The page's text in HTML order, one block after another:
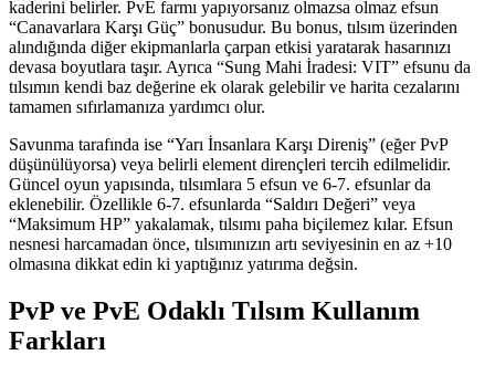
kaderini belirler. PvE farmı yapıyorsanız olmazsa olmaz efsun
“Canavarlara Karşı Güç” bonusudur. Bu bonus, tılsım üzerinden
alındığında diğer ekipmanlarla çarpan etkisi yaratarak hasarınızı
devasa boyutlara taşır. Ayrıca “Sung Mahi İradesi: VIT” efsunu da
tılsımın kendi baz değerine ek olarak gelebilir ve harita cezalarını
tamamen sıfırlamanıza yardımcı olur.
Savunma tarafında ise “Yarı İnsanlara Karşı Direniş” (eğer PvP
düşünülüyorsa) veya belirli element dirençleri tercih edilmelidir.
Güncel oyun yapısında, tılsımlara 5 efsun ve 6-7. efsunlar da
eklenebilir. Özellikle 6-7. efsunlarda “Saldırı Değeri” veya
“Maksimum HP” yakalamak, tılsımı paha biçilemez kılar. Efsun
nesnesi harcamadan önce, tılsımınızın artı seviyesinin en az +10
olmasına dikkat edin ki yaptığınız yatırıma değsin.
PvP ve PvE Odaklı Tılsım Kullanım
Farkları